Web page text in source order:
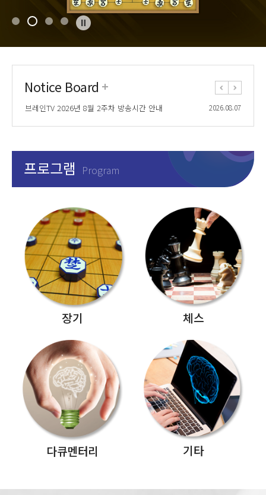
Notice Board
브레인TV 2026년 7월 5주차 방송시간 안내 2026.07.24
브레인TV 스페셜 「명사초청대국」 방송안내 2026.08.07
브레인TV 2026년 8월 2주차 방송시간 안내 2026.08.07
2026.08.07
브레인TV 2026년 8월 1주차 방송시간 안내
2026.07.24
프로그램 Program
장기 체스
다큐멘터리 기타